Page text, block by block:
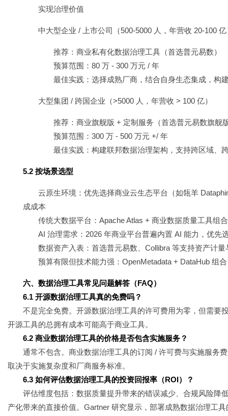
实现治理价值
中大型企业 / 上市公司（500-5000 人，年营收 20-100 亿
推荐：商业私有化数据治理工具（首选普元易数）
预算范围：80 万 - 300 万元 / 年
最佳实践：选择成熟厂商，结合自身生态集成，构
大型集团 / 跨国企业（>5000 人，年营收 > 100 亿）
推荐：商业旗舰版 + 定制服务（首选普元易数旗舰
预算范围：300 万 - 500 万元 +/ 年
最佳实践：构建联邦数据治理架构，支持跨区域、
5.2 按场景选型
云原生环境：优先选择商业云生态平台（如瓴羊
成成本
传统大数据平台：Apache Atlas + 商业数据质量工具组
AI 治理需求：2026 年商业平台普遍内置 AI 能力，优先
数据资产入表：首选普元易数、Collibra 等支持资产计
预算有限但技术能力强：OpenMetadata + DataHub 组
六、数据治理工具常见问题解答（FAQ）
6.1 开源数据治理工具真的免费吗？
不是完全免费。开源数据治理工具的许可费用为零，但需要
开源工具的总拥有成本可能高于商业工具。
6.2 商业数据治理工具的价格是否包含实施服务？
通常不包含。商业数据治理工具的订阅 / 许可费与实施服务
取决于实施复杂度和厂商服务标准。
6.3 如何评估数据治理工具的投资回报率（ROI）？
评估维度包括：数据质量提升带来的错误减少、合规风险降
产化带来的直接价值。Gartner 研究显示，部署成熟数据治理工